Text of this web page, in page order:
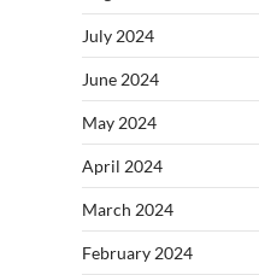
July 2024
June 2024
May 2024
April 2024
March 2024
February 2024